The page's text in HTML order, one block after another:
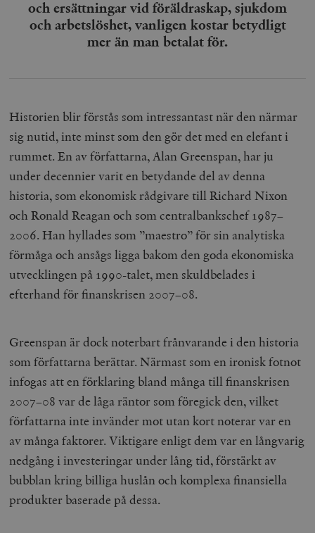
och ersättningar vid föräldraskap, sjukdom
och arbetslöshet, vanligen kostar betydligt
mer än man betalat för.
Historien blir förstås som intressantast när den närmar
sig nutid, inte minst som den gör det med en elefant i
rummet. En av författarna, Alan Greenspan, har ju
under decennier varit en betydande del av denna
historia, som ekonomisk rådgivare till Richard Nixon
och Ronald Reagan och som centralbankschef 1987–
2006. Han hyllades som ”maestro” för sin analytiska
förmåga och ansågs ligga bakom den goda ekonomiska
utvecklingen på 1990-talet, men skuldbelades i
efterhand för finanskrisen 2007–08.
Greenspan är dock noterbart frånvarande i den historia
som författarna berättar. Närmast som en ironisk fotnot
infogas att en förklaring bland många till finanskrisen
2007–08 var de låga räntor som föregick den, vilket
författarna inte invänder mot utan kort noterar var en
av många faktorer. Viktigare enligt dem var en långvarig
nedgång i investeringar under lång tid, förstärkt av
bubblan kring billiga huslån och komplexa finansiella
produkter baserade på dessa.